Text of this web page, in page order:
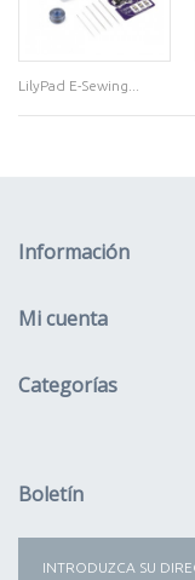
LilyPad E-Sewing...
Información
Mi cuenta
Categorías
Boletín